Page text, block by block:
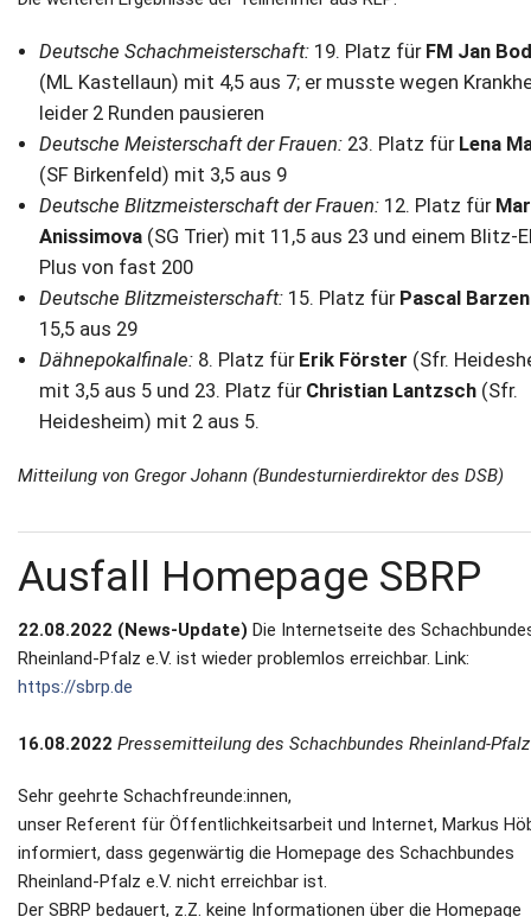
Deutsche Schachmeisterschaft:19. Platz für FM Jan
(ML Kastellaun) mit 4,5 aus 7; er musste wegen
leider 2 Runden pausieren
Deutsche Meisterschaft der Frauen:23. Platz für Lena
(SF Birkenfeld) mit 3,5 aus 9
Deutsche Blitzmeisterschaft der Frauen:12. Platz für
Anissimova(SG Trier) mit 11,5 aus 23 und einem Blitz-
Plus von fast 200
Deutsche Blitzmeisterschaft:15. Platz für Pascal Barzen
15,5 aus 29
Dähnepokalfinale:8. Platz für Erik Förster (Sfr.
mit 3,5 aus 5 und 23. Platz fürChristian Lantzsch(Sfr.
Heidesheim) mit 2 aus 5.
Mitteilung von Gregor Johann (Bundesturnierdirektor des DSB)
Ausfall Homepage SBRP
22.08.2022 (News-Update) Die Internetseite des
Rheinland-Pfalz e.V. ist wieder problemlos erreichbar. Link:
https://sbrp.de
16.08.2022 Pressemitteilung des Schachbundes Rheinland-Pfalz
Sehr geehrte Schachfreunde:innen,
unser Referent für Öffentlichkeitsarbeit und Internet, Markus
informiert, dass gegenwärtig die Homepage des Schachbundes
Rheinland-Pfalz e.V. nicht erreichbar ist.
Der SBRP bedauert, z.Z. keine Informationen über die Homepage